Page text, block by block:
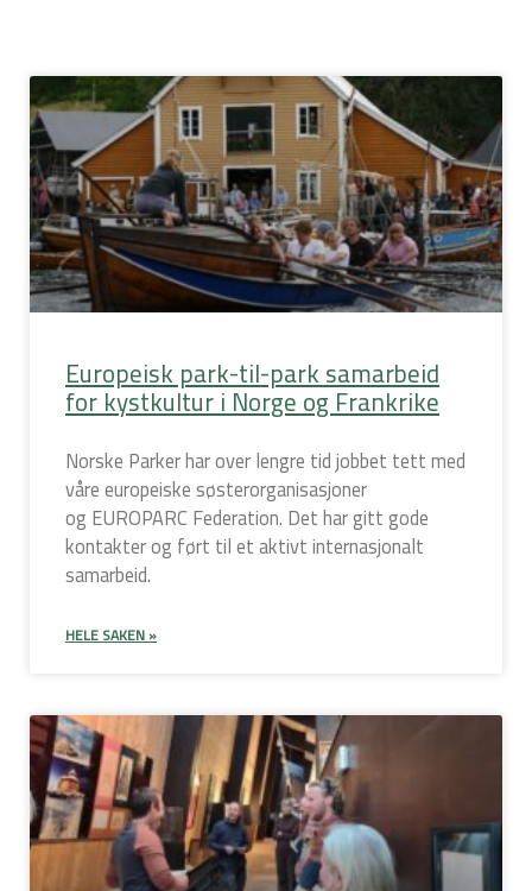
Europeisk park-til-park samarbeid
for kystkultur i Norge og Frankrike
Norske Parker har over lengre tid jobbet tett med
våre europeiske søsterorganisasjoner
og EUROPARC Federation. Det har gitt gode
kontakter og ført til et aktivt internasjonalt
samarbeid.
HELE SAKEN »
SideSideSide